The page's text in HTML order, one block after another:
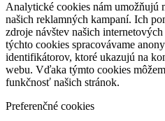
Analytické cookies nám umožňujú
našich reklamných kampaní. Ich
zdroje návštev našich
týchto cookies spracovávame
identifikátorov, ktoré ukazujú na
webu. Vďaka týmto cookies
funkčnosť našich stránok.
Preferenčné cookies